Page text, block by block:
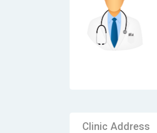
Clinic Address